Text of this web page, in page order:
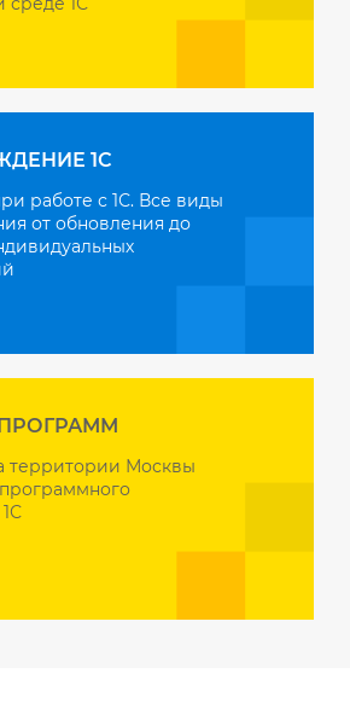
1С
работе с 1С. Все виды
от обновления до
территории Москвы